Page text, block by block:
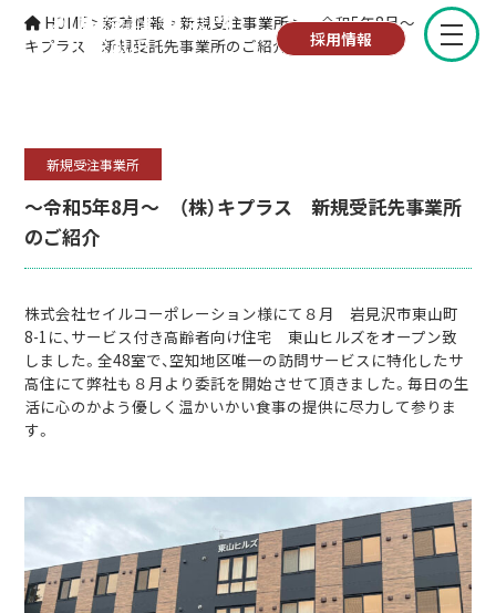
採用情報
新規受注事業所
HOME >新着情報 >新規受注事業所>～令和5年8月～ （株）
キプラス 新規受託先事業所のご紹介
新規受注事業所
～令和5年8月～ （株）キプラス 新規受託先事業所
のご紹介
株式会社セイルコーポレーション様にて８月 岩見沢市東山町
8-1に、サービス付き高齢者向け住宅 東山ヒルズをオープン致
しました。全48室で、空知地区唯一の訪問サービスに特化したサ
高住にて弊社も８月より委託を開始させて頂きました。毎日の生
活に心のかよう優しく温かいかい食事の提供に尽力して参りま
す。